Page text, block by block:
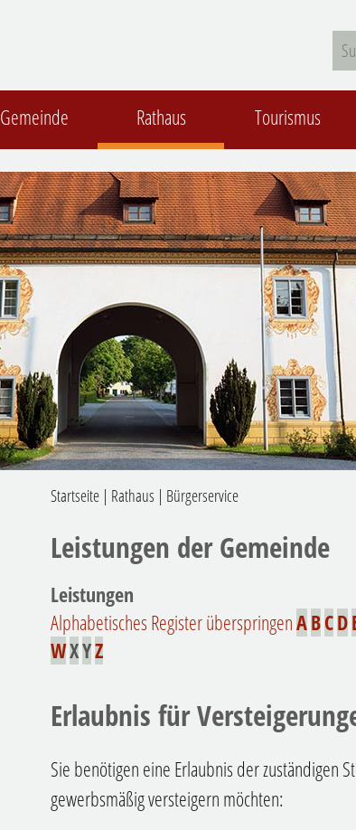
Gemeinde Rathaus Tourismus
Startseite | Rathaus | Bürgerservice
Leistungen der Gemeinde
Leistungen
Alphabetisches Register überspringenABCD
WXYZ
Erlaubnis für
Sie benötigen eine Erlaubnis der zuständigen
gewerbsmäßig versteigern möchten: